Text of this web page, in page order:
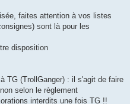
faites attention à vos listes
sont là pour les
disposition
TG (TrollGanger) : il s'agit de faire
selon le règlement
interdits une fois TG !!